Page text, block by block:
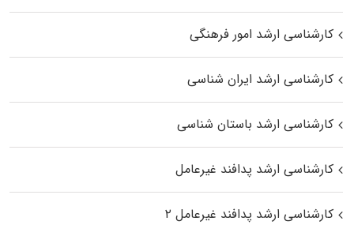
کارشناسی ارشد امور فرهنگی
کارشناسی ارشد ایران شناسی
کارشناسی ارشد باستان شناسی
کارشناسی ارشد پدافند غیرعامل
کارشناسی ارشد پدافند غیرعامل ۲